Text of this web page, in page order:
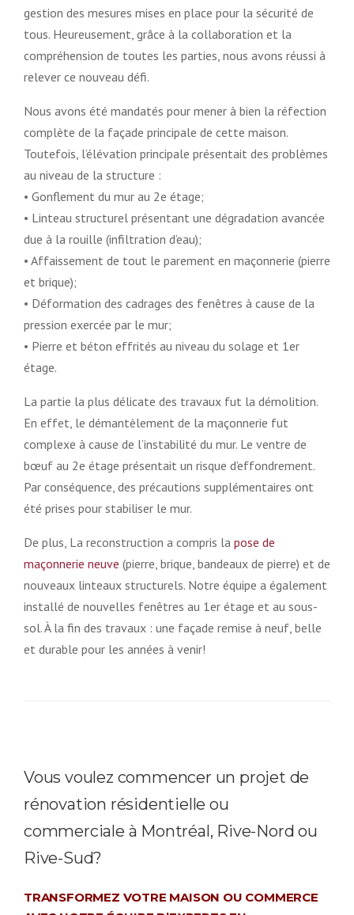
gestion des mesures mises en place pour la sécurité de
tous. Heureusement, grâce à la collaboration et la
compréhension de toutes les parties, nous avons réussi à
relever ce nouveau défi.
Nous avons été mandatés pour mener à bien la réfection
complète de la façade principale de cette maison.
Toutefois, l’élévation principale présentait des problèmes
au niveau de la structure :
• Gonflement du mur au 2e étage;
• Linteau structurel présentant une dégradation avancée
due à la rouille (infiltration d’eau);
• Affaissement de tout le parement en maçonnerie (pierre
et brique);
• Déformation des cadrages des fenêtres à cause de la
pression exercée par le mur;
• Pierre et béton effrités au niveau du solage et 1er
étage.
La partie la plus délicate des travaux fut la démolition.
En effet, le démantèlement de la maçonnerie fut
complexe à cause de l’instabilité du mur. Le ventre de
bœuf au 2e étage présentait un risque d’effondrement.
Par conséquence, des précautions supplémentaires ont
été prises pour stabiliser le mur.
De plus, La reconstruction a compris la pose de
maçonnerie neuve (pierre, brique, bandeaux de pierre) et de
nouveaux linteaux structurels. Notre équipe a également
installé de nouvelles fenêtres au 1er étage et au sous-
sol. À la fin des travaux : une façade remise à neuf, belle
et durable pour les années à venir!
Vous voulez commencer un projet de
rénovation résidentielle ou
commerciale à Montréal, Rive-Nord ou
Rive-Sud?
TRANSFORMEZ VOTRE MAISON OU COMMERCE